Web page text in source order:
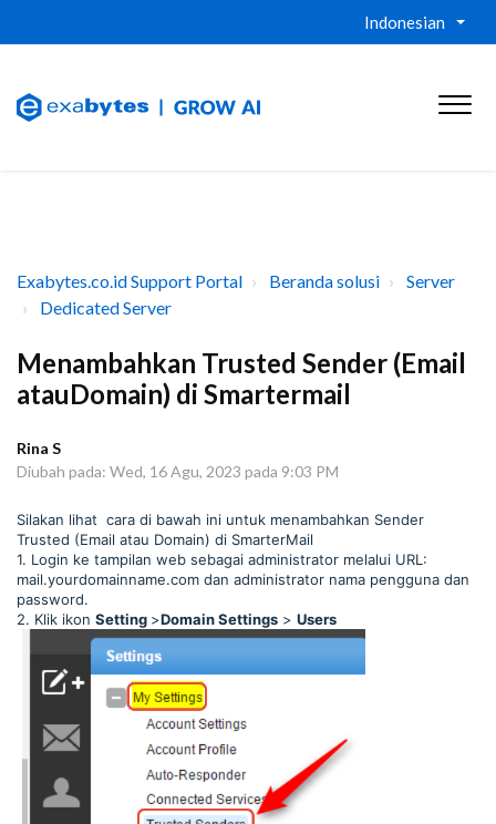
Indonesian
Exabytes.co.id Support Portal Beranda solusi
Server
Dedicated Server
Menambahkan Trusted Sender (Email
atauDomain) di Smartermail
Rina S
Diubah pada: Wed, 16 Agu, 2023 pada 9:03 PM
Silakan lihat cara di bawah ini untuk menambahkan Sender
Trusted (Email atau Domain) di SmarterMail
1. Login ke tampilan web sebagai administrator melalui URL:
mail.yourdomainname.com dan administrator nama pengguna dan
password.
2. Klik ikon Setting >Domain Settings > Users